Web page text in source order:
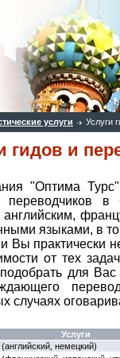
услуги Услуги
гидов и
"Оптима
переводчиков в
языками, в
Вы практически
от тех
для Вас
случаях
Услуги
(английский, немецкий)